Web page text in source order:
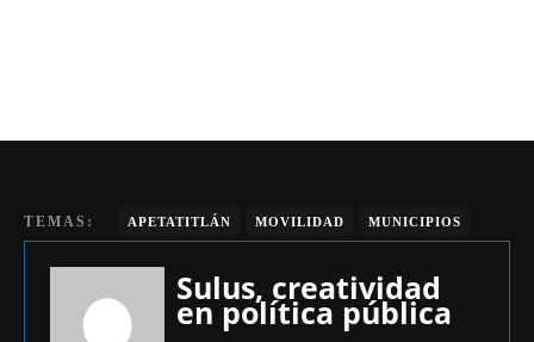
TEMAS: APETATITLÁN MOVILIDAD MUNICIPIOS
Sulus, creatividad
en política pública